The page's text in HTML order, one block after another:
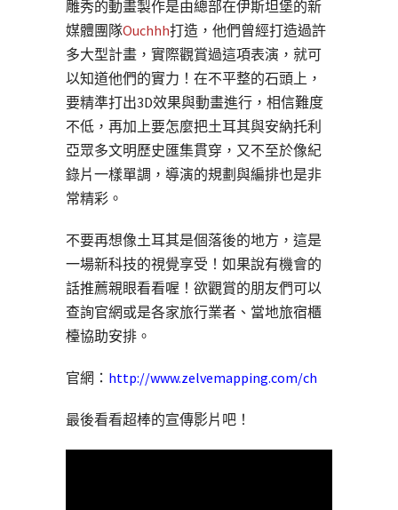
雕秀的動畫製作是由總部在伊斯坦堡的新
媒體團隊Ouchhh打造，他們曾經打造過許
多大型計畫，實際觀賞過這項表演，就可
以知道他們的實力！在不平整的石頭上，
要精準打出3D效果與動畫進行，相信難度
不低，再加上要怎麼把土耳其與安納托利
亞眾多文明歷史匯集貫穿，又不至於像紀
錄片一樣單調，導演的規劃與編排也是非
常精彩。
不要再想像土耳其是個落後的地方，這是
一場新科技的視覺享受！如果說有機會的
話推薦親眼看看喔！欲觀賞的朋友們可以
查詢官網或是各家旅行業者、當地旅宿櫃
檯協助安排。
官網： http://www.zelvemapping.com/ch
最後看看超棒的宣傳影片吧！